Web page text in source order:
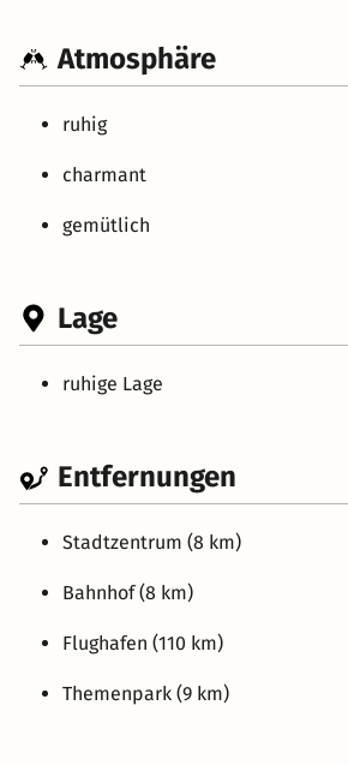
Atmosphäre
ruhig
charmant
gemütlich
Lage
ruhige Lage
Entfernungen
Stadtzentrum (8 km)
Bahnhof (8 km)
Flughafen (110 km)
Themenpark (9 km)